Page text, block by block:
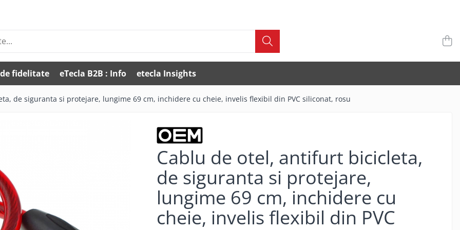
fidelitate eTecla B2B : Info etecla Insights
de siguranta si protejare, lungime 69 cm, inchidere cu cheie, invelis flexibil din PVC siliconat, rosu
Cablu de otel, antifurt bicicleta,
de siguranta si protejare,
lungime 69 cm, inchidere cu
cheie, invelis flexibil din PVC